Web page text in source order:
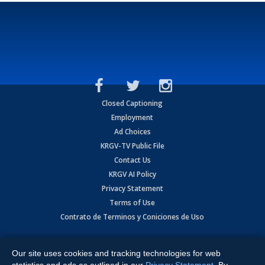
Closed Captioning
Employment
Ad Choices
KRGV-TV Public File
Contact Us
KRGV AI Policy
Privacy Statement
Terms of Use
Contrato de Terminos y Coniciones de Uso
Expressway, Weslaco, TX 78596.
Our site uses cookies and tracking technologies for web